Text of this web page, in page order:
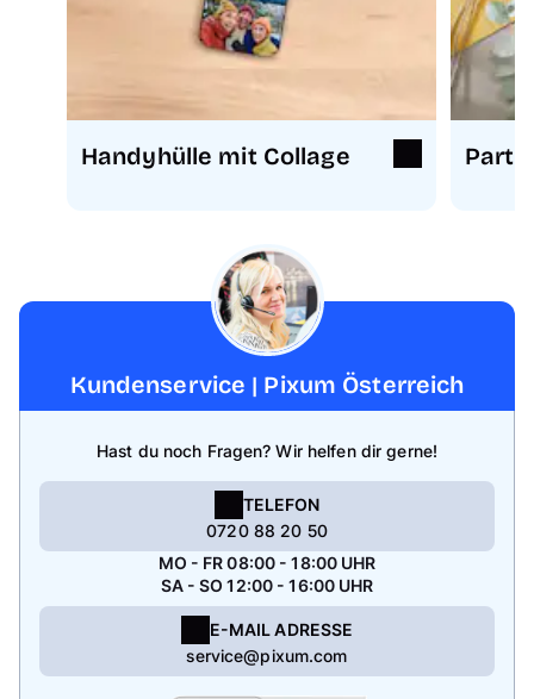
Handyhülle mit Collage
Kundenservice | Pixum Österreich
Hast du noch Fragen? Wir helfen dir gerne!
TELEFON
0720 88 20 50
MO - FR 08:00 - 18:00 UHR
SA - SO 12:00 - 16:00 UHR
E-MAIL ADRESSE
service@pixum.com